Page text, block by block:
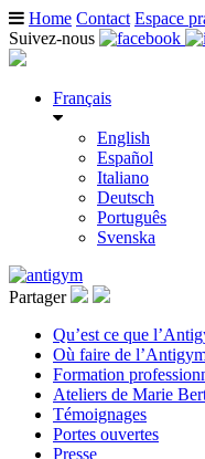
Home Contact Espace
Suivez-nous
Français
English
Español
Italiano
Deutsch
Português
Svenska
Partager
Qu’est ce que
Où faire de
Formation
Ateliers de Marie
Témoignages
Portes ouvertes
Presse